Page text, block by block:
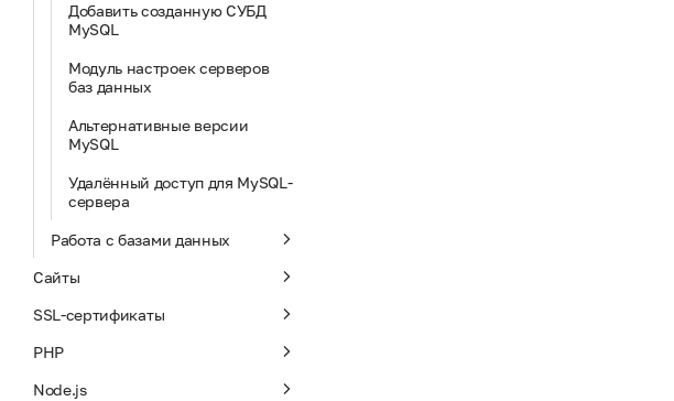
Добавить созданную СУБД
MySQL
Модуль настроек серверов
баз данных
Альтернативные версии
MySQL
Удалённый доступ для MySQL-
сервера
Работа с базами данных
Сайты
SSL-сертификаты
PHP
Node.js